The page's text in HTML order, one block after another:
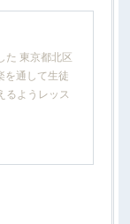
た 東京都北区
を通して生徒
るようレッス